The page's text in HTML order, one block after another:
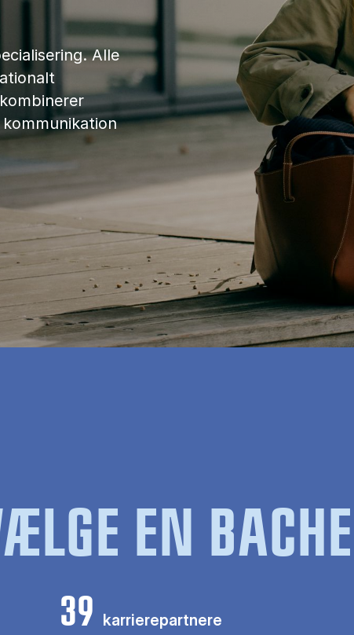
Alle
EN
39 karrierepartnere